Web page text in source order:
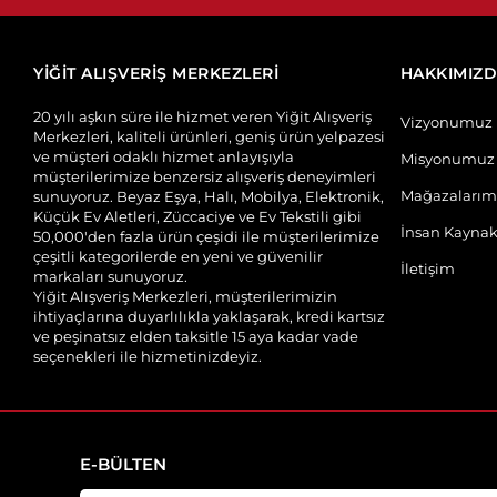
YİĞİT ALIŞVERİŞ MERKEZLERİ
20 yılı aşkın süre ile hizmet veren Yiğit Alışveriş
Merkezleri, kaliteli ürünleri, geniş ürün yelpazesi
ve müşteri odaklı hizmet anlayışıyla
müşterilerimize benzersiz alışveriş deneyimleri
sunuyoruz. Beyaz Eşya, Halı, Mobilya, Elektronik,
Küçük Ev Aletleri, Züccaciye ve Ev Tekstili gibi
50,000'den fazla ürün çeşidi ile müşterilerimize
çeşitli kategorilerde en yeni ve güvenilir
markaları sunuyoruz.
Yiğit Alışveriş Merkezleri, müşterilerimizin
ihtiyaçlarına duyarlılıkla yaklaşarak, kredi kartsız
ve peşinatsız elden taksitle 15 aya kadar vade
seçenekleri ile hizmetinizdeyiz.
Vizyonumuz
Misyonumuz
İnsan
İletişim
E-BÜLTEN